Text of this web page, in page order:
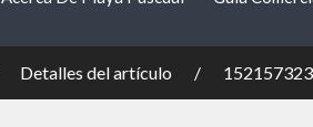
Detalles del artículo